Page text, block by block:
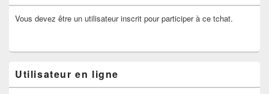
Vous devez être un utilisateur inscrit pour participer à ce tchat.
Utilisateur en ligne